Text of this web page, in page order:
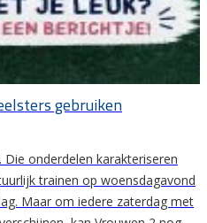
gebruiken
onderdelen karakteriseren
trainen op woensdagavond
Maar om iedere zaterdag met